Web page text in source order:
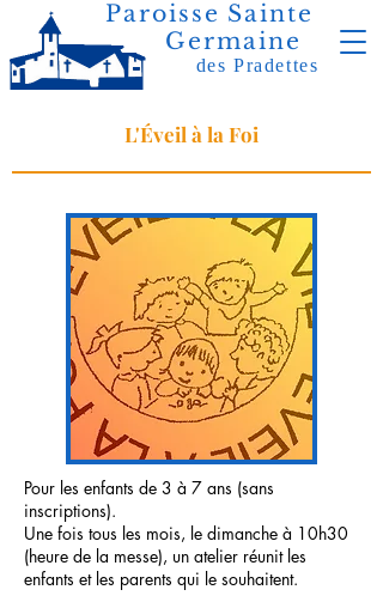
Paroisse Sainte
Germaine
des Pradettes
L'Éveil à la Foi
Pour les enfants de 3 à 7 ans (sans
inscriptions).
Une fois tous les mois, le dimanche à 10h30
(heure de la messe), un atelier réunit les
enfants et les parents qui le souhaitent.